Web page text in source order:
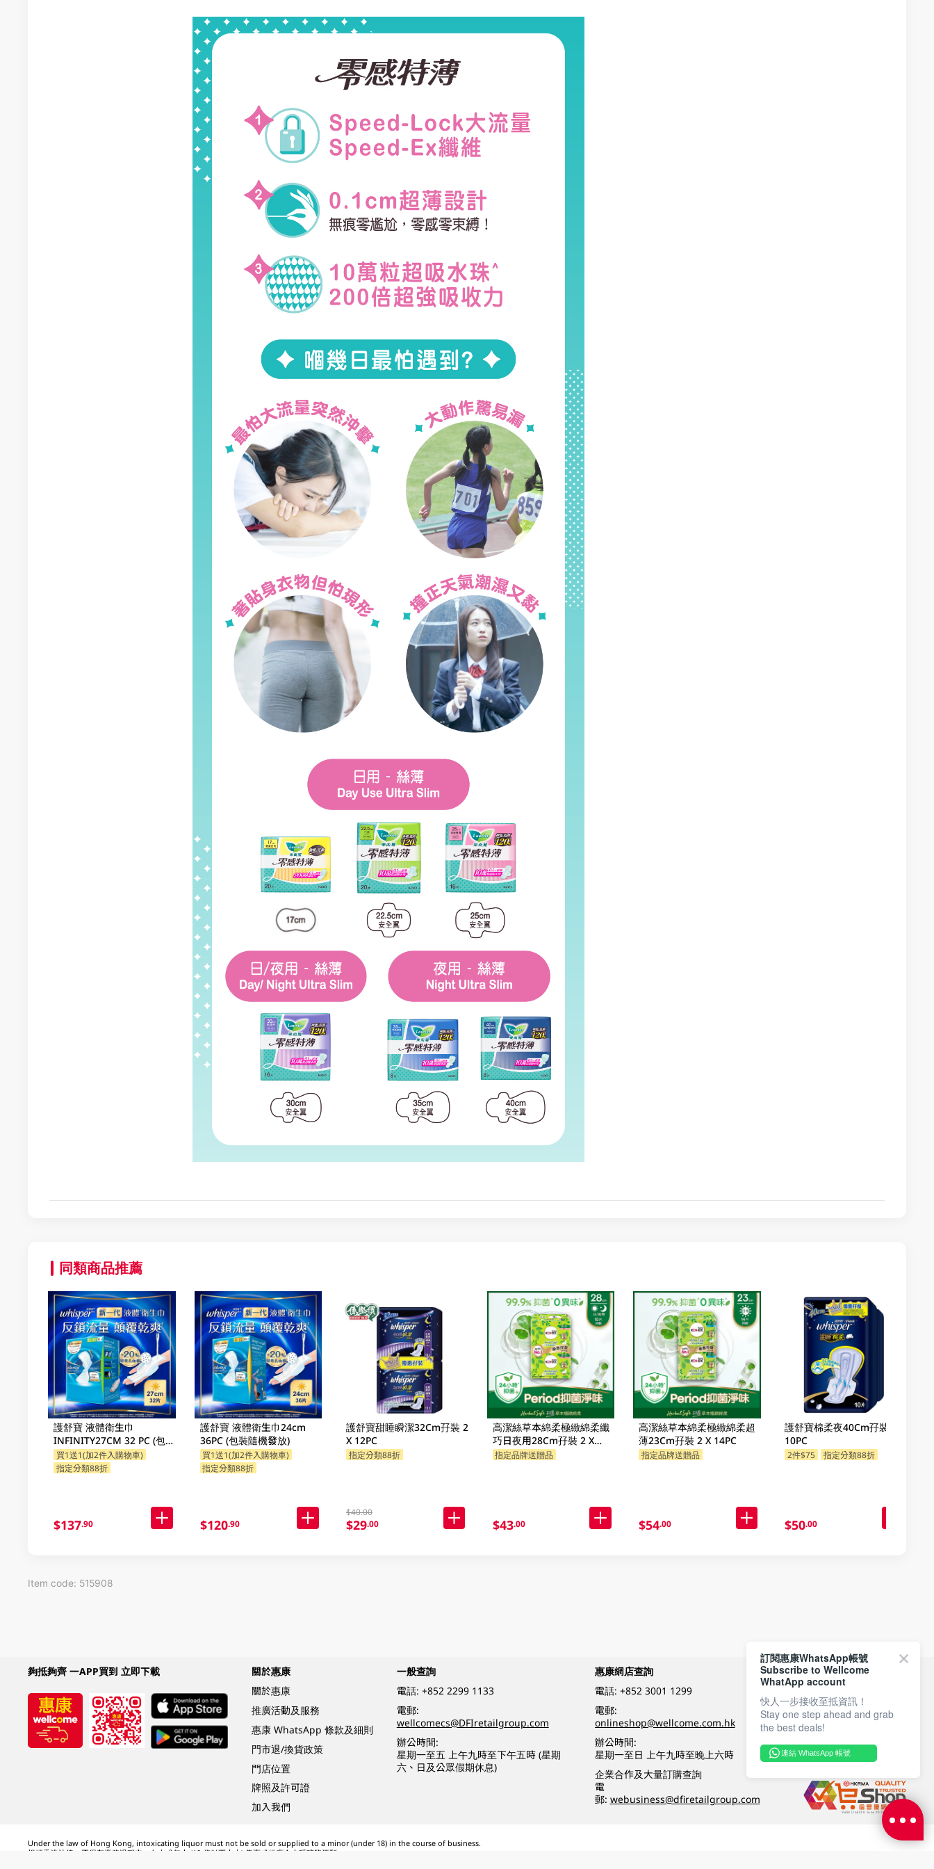
同類商品推薦
護舒寶 液體衛生巾
INFINITY27CM 32 PC (包裝
隨機發放)
買1送1(加2件入購物車)
指定分類88折
$137.90
護舒寶 液體衛生巾24cm
36PC (包裝隨機發放)
買1送1(加2件入購物車)
指定分類88折
$120.90
護舒寶甜睡瞬潔32Cm孖裝 2
X 12PC
指定分類88折
$40.00
$29.00
高潔絲草本綿柔極緻綿柔纖
巧日夜用28Cm孖裝 2 X
10PC
指定品牌送贈品
$43.00
高潔絲草本綿柔極緻綿柔超
薄23Cm孖裝 2 X 14PC
指定品牌送贈品
$54.00
護舒寶棉柔夜40Cm孖裝 2 X
10PC
2件$75 指定分類88折
$50.00
Item code: 515908
夠抵夠齊 一APP買到 立即下載
關於惠康
關於惠康
推廣活動及服務
惠康 WhatsApp 條款及細則
門市退/換貨政策
門店位置
牌照及許可證
加入我們
一般查詢
電話: +852 2299 1133
電郵:
wellcomecs@DFIretailgroup.com
辦公時間:
星期一至五 上午九時至下午五時 (星期
六、日及公眾假期休息)
惠康網店查詢
電話: +852 3001 1299
電郵:
onlineshop@wellcome.com.hk
辦公時間:
星期一至日 上午九時至晚上六時
企業合作及大量訂購查詢
電
郵: webusiness@dfiretailgroup.com
付款方式
關注我們
Under the law of Hong Kong, intoxicating liquor must not be sold or supplied to a minor (under 18) in the course of business.
根據香港法律，不得在業務過程中，向未成年人 (18 歲以下人士) 售賣或供應令人醺醉的酒類。
訂閱惠康WhatsApp帳號
Subscribe to Wellcome
WhatApp account
快人一步接收至抵資訊！
Stay one step ahead and grab
the best deals!
連結 WhatsApp 帳號